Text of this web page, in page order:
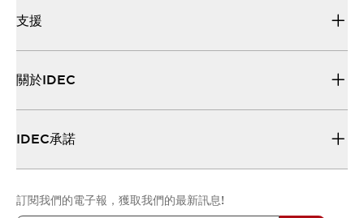
支援
關於IDEC
IDEC承諾
訂閱我們的電子報，獲取我們的最新訊息!